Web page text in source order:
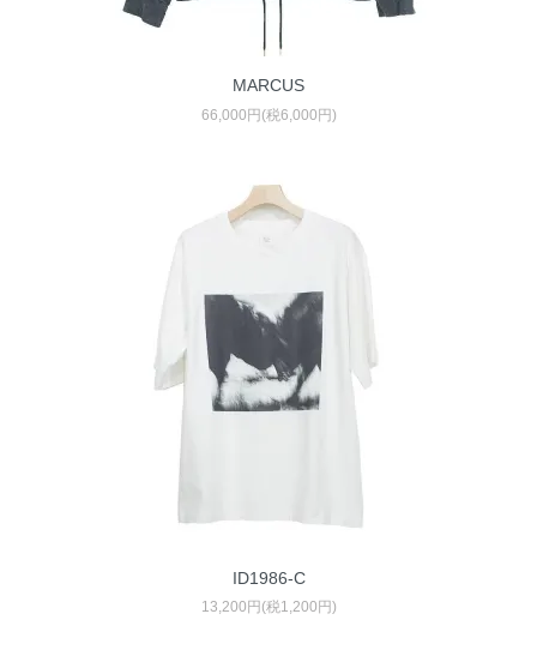
MARCUS
66,000円(税6,000円)
ID1986-C
13,200円(税1,200円)